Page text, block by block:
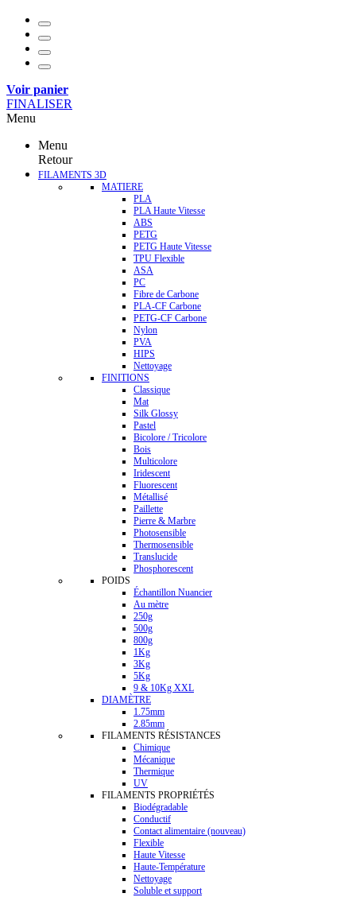
Voir panier
FINALISER
Menu
Menu
Retour
FILAMENTS 3D
MATIERE
PLA
PLA Haute Vitesse
ABS
PETG
PETG Haute Vitesse
TPU Flexible
ASA
PC
Fibre de Carbone
PLA-CF Carbone
PETG-CF Carbone
Nylon
PVA
HIPS
Nettoyage
FINITIONS
Classique
Mat
Silk Glossy
Pastel
Bicolore / Tricolore
Bois
Multicolore
Iridescent
Fluorescent
Métallisé
Paillette
Pierre & Marbre
Photosensible
Thermosensible
Translucide
Phosphorescent
POIDS
Échantillon Nuancier
Au mètre
250g
500g
800g
1Kg
3Kg
5Kg
9 & 10Kg XXL
DIAMÈTRE
1.75mm
2.85mm
FILAMENTS RÉSISTANCES
Chimique
Mécanique
Thermique
UV
FILAMENTS PROPRIÉTÉS
Biodégradable
Conductif
Contact alimentaire (nouveau)
Flexible
Haute Vitesse
Haute-Température
Nettoyage
Soluble et support